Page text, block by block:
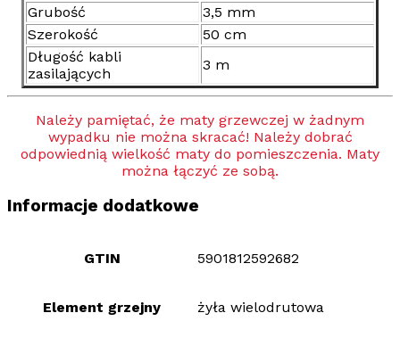
Grubość
3,5 mm
Szerokość
50 cm
Długość kabli
zasilających
3 m
Należy pamiętać, że maty grzewczej w żadnym
wypadku nie można skracać! Należy dobrać
odpowiednią wielkość maty do pomieszczenia. Maty
można łączyć ze sobą.
Informacje dodatkowe
GTIN 5901812592682
Element grzejny żyła wielodrutowa